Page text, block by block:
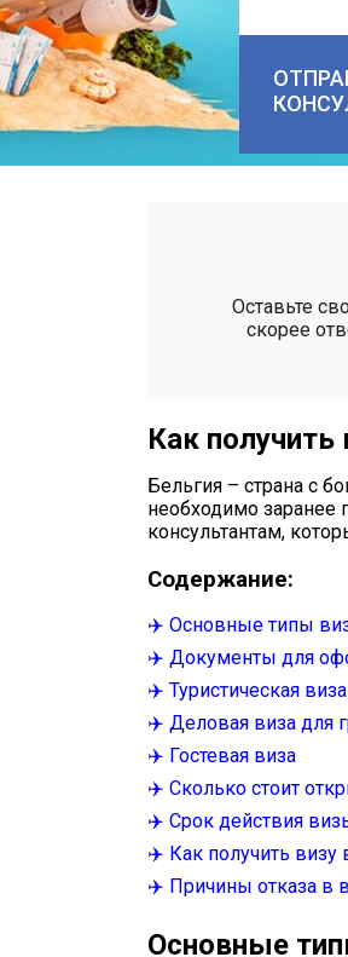
Оставьте
скорее
Как получить
Бельгия – страна с
необходимо заранее
консультантам,
Содержание:
✈️ Основные типы
✈️ Документы для
✈️ Туристическая виза
✈️ Деловая виза для
✈️ Гостевая виза
✈️ Сколько стоит
✈️ Срок действия
✈️ Как получить визу
✈️ Причины отказа в
Основные